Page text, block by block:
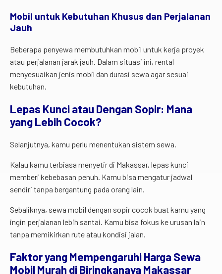
Mobil untuk Kebutuhan Khusus dan Perjalanan
Jauh
Beberapa penyewa membutuhkan mobil untuk kerja proyek
atau perjalanan jarak jauh. Dalam situasi ini, rental
menyesuaikan jenis mobil dan durasi sewa agar sesuai
kebutuhan.
Lepas Kunci atau Dengan Sopir: Mana
yang Lebih Cocok?
Selanjutnya, kamu perlu menentukan sistem sewa.
Kalau kamu terbiasa menyetir di Makassar, lepas kunci
memberi kebebasan penuh. Kamu bisa mengatur jadwal
sendiri tanpa bergantung pada orang lain.
Sebaliknya, sewa mobil dengan sopir cocok buat kamu yang
ingin perjalanan lebih santai. Kamu bisa fokus ke urusan lain
tanpa memikirkan rute atau kondisi jalan.
Faktor yang Mempengaruhi Harga Sewa
Mobil Murah di Biringkanaya Makassar